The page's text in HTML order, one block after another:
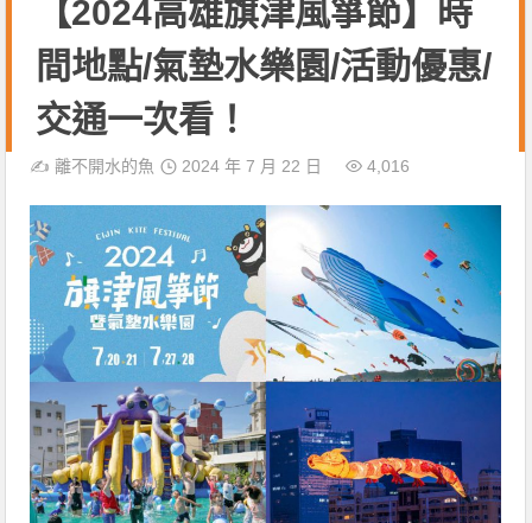
【2024高雄旗津風箏節】時
間地點/氣墊水樂園/活動優惠/
交通一次看！
✍️離不開水的魚 2024 年 7 月 22 日 4,016